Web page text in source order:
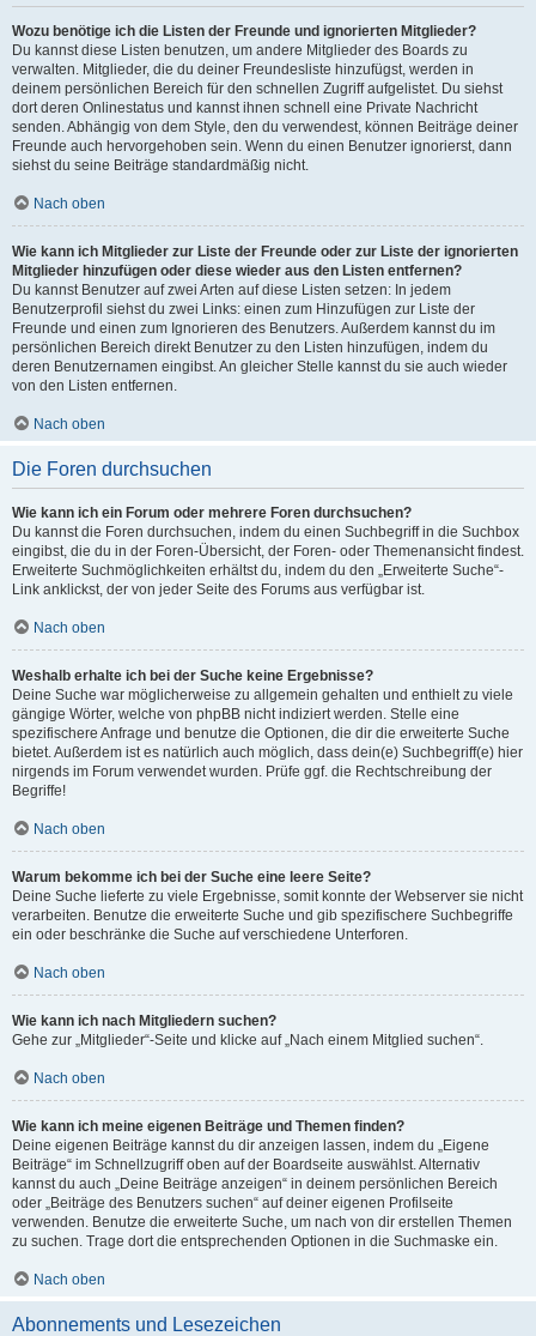
Wozu benötige ich die Listen der Freunde und ignorierten Mitglieder?
Du kannst diese Listen benutzen, um andere Mitglieder des Boards zu
verwalten. Mitglieder, die du deiner Freundesliste hinzufügst, werden in
deinem persönlichen Bereich für den schnellen Zugriff aufgelistet. Du siehst
dort deren Onlinestatus und kannst ihnen schnell eine Private Nachricht
senden. Abhängig von dem Style, den du verwendest, können Beiträge deiner
Freunde auch hervorgehoben sein. Wenn du einen Benutzer ignorierst, dann
siehst du seine Beiträge standardmäßig nicht.
Nach oben
Wie kann ich Mitglieder zur Liste der Freunde oder zur Liste der ignorierten
Mitglieder hinzufügen oder diese wieder aus den Listen entfernen?
Du kannst Benutzer auf zwei Arten auf diese Listen setzen: In jedem
Benutzerprofil siehst du zwei Links: einen zum Hinzufügen zur Liste der
Freunde und einen zum Ignorieren des Benutzers. Außerdem kannst du im
persönlichen Bereich direkt Benutzer zu den Listen hinzufügen, indem du
deren Benutzernamen eingibst. An gleicher Stelle kannst du sie auch wieder
von den Listen entfernen.
Nach oben
Die Foren durchsuchen
Wie kann ich ein Forum oder mehrere Foren durchsuchen?
Du kannst die Foren durchsuchen, indem du einen Suchbegriff in die Suchbox
eingibst, die du in der Foren-Übersicht, der Foren- oder Themenansicht findest.
Erweiterte Suchmöglichkeiten erhältst du, indem du den „Erweiterte Suche“-
Link anklickst, der von jeder Seite des Forums aus verfügbar ist.
Nach oben
Weshalb erhalte ich bei der Suche keine Ergebnisse?
Deine Suche war möglicherweise zu allgemein gehalten und enthielt zu viele
gängige Wörter, welche von phpBB nicht indiziert werden. Stelle eine
spezifischere Anfrage und benutze die Optionen, die dir die erweiterte Suche
bietet. Außerdem ist es natürlich auch möglich, dass dein(e) Suchbegriff(e) hier
nirgends im Forum verwendet wurden. Prüfe ggf. die Rechtschreibung der
Begriffe!
Nach oben
Warum bekomme ich bei der Suche eine leere Seite?
Deine Suche lieferte zu viele Ergebnisse, somit konnte der Webserver sie nicht
verarbeiten. Benutze die erweiterte Suche und gib spezifischere Suchbegriffe
ein oder beschränke die Suche auf verschiedene Unterforen.
Nach oben
Wie kann ich nach Mitgliedern suchen?
Gehe zur „Mitglieder“-Seite und klicke auf „Nach einem Mitglied suchen“.
Nach oben
Wie kann ich meine eigenen Beiträge und Themen finden?
Deine eigenen Beiträge kannst du dir anzeigen lassen, indem du „Eigene
Beiträge“ im Schnellzugriff oben auf der Boardseite auswählst. Alternativ
kannst du auch „Deine Beiträge anzeigen“ in deinem persönlichen Bereich
oder „Beiträge des Benutzers suchen“ auf deiner eigenen Profilseite
verwenden. Benutze die erweiterte Suche, um nach von dir erstellen Themen
zu suchen. Trage dort die entsprechenden Optionen in die Suchmaske ein.
Nach oben
Abonnements und Lesezeichen